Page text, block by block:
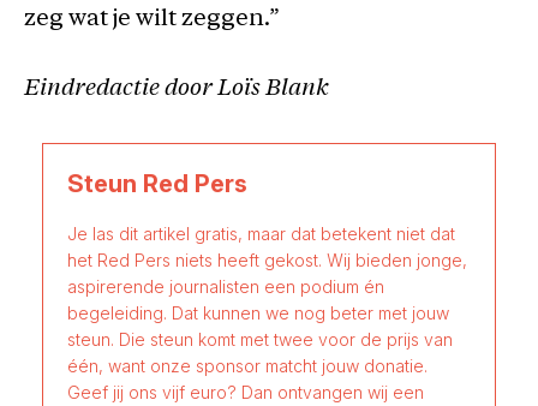
zeg wat je wilt zeggen.”
Eindredactie door Loïs Blank
Steun Red Pers
Je las dit artikel gratis, maar dat betekent niet dat
het Red Pers niets heeft gekost. Wij bieden jonge,
aspirerende journalisten een podium én
begeleiding. Dat kunnen we nog beter met jouw
steun. Die steun komt met twee voor de prijs van
één, want onze sponsor matcht jouw donatie.
Geef jij ons vijf euro? Dan ontvangen wij een